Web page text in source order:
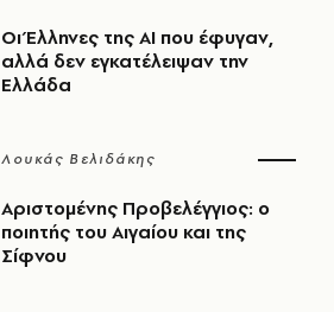
Οι Έλληνες της ΑΙ που έφυγαν,
αλλά δεν εγκατέλειψαν την
Ελλάδα
Λουκάς Βελιδάκης
Αριστομένης Προβελέγγιος: ο
ποιητής του Αιγαίου και της
Σίφνου